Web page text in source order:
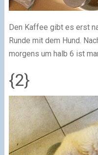
Den Kaffee gibt es erst
Runde mit dem Hund.
morgens um halb 6 ist
{2}